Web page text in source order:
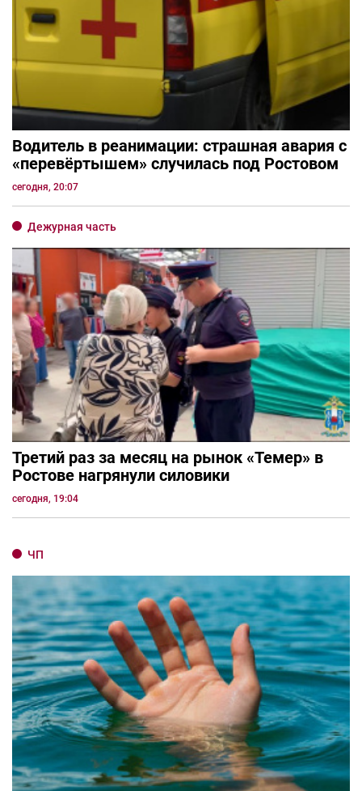
Водитель в реанимации: страшная авария с
«перевёртышем» случилась под Ростовом
сегодня, 20:07
Дежурная часть
Третий раз за месяц на рынок «Темер» в
Ростове нагрянули силовики
сегодня, 19:04
ЧП